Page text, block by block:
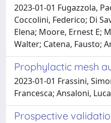
2023-01-01 Fugazzola,
Coccolini, Federico; Di
Elena; Moore, Ernest E;
Walter; Catena, Fausto;
Prophylactic mesh
2023-01-01 Frassini,
Francesca; Ansaloni,
Prospective